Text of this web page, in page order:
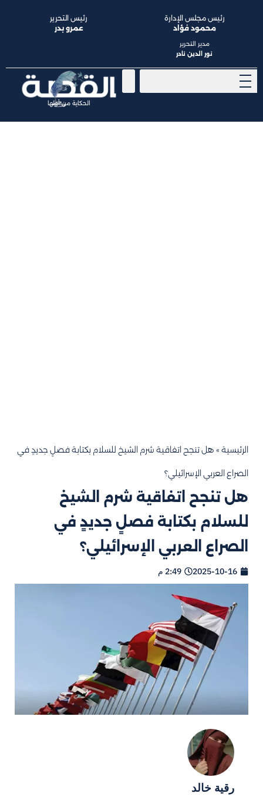
الحكاية من أولها
رئيس مجلس الإدارة
محمود فؤاد
مدير التحرير
نور الدين نادر
رئيس التحرير
عمرو بدر
الرئيسية » هل تنجح اتفاقية شرم الشيخ للسلام بكتابة فصلٍ جديدٍ في
الصراع العربي الإسرائيلي؟
هل تنجح اتفاقية شرم الشيخ
للسلام بكتابة فصلٍ جديدٍ في
الصراع العربي الإسرائيلي؟
2025-10-16 2:49 م
رقية خالد